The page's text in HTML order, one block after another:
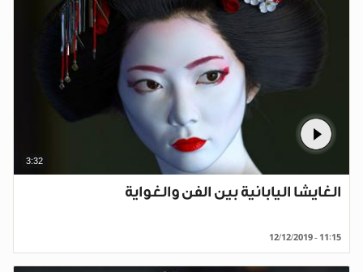
3:32
الغايشا اليابانية بين الفن والغواية
12/12/2019 - 11:15